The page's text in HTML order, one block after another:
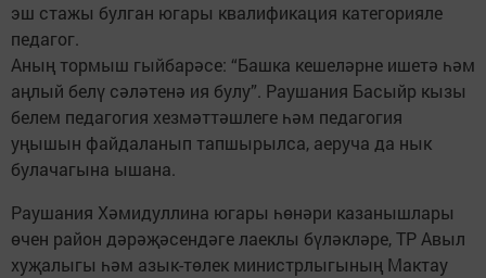
эш стажы булган югары квалификация категорияле
педагог.
Аның тормыш гыйбарәсе: “Башка кешеләрне ишетә һәм
аңлый белү сәләтенә ия булу”. Раушания Басыйр кызы
белем педагогия хезмәттәшлеге һәм педагогия
уңышын файдаланып тапшырылса, аеруча да нык
булачагына ышана.
Раушания Хәмидуллина югары һө­нәри казанышлары
өчен район дәрәҗәсендәге лаеклы бүләкләре, ТР Авыл
хуҗалыгы һәм азык-төлек министрлыгының Мактау